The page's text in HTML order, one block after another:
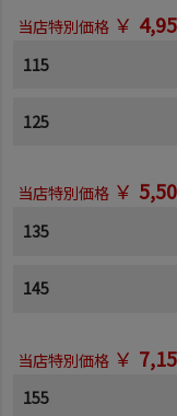
当店特別価格 ￥
115
125
当店特別価格 ￥
135
145
当店特別価格 ￥
155